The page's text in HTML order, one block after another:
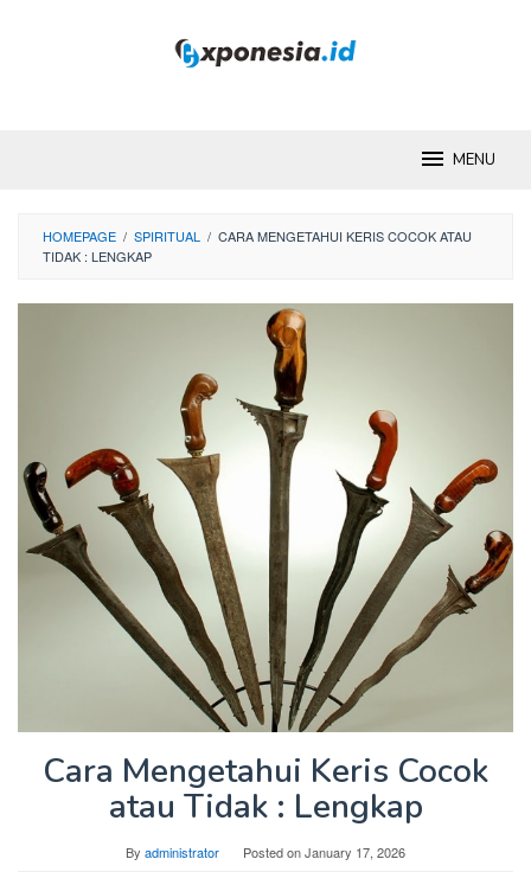
MENU
HOMEPAGE / SPIRITUAL / CARA MENGETAHUI KERIS COCOK ATAU
TIDAK : LENGKAP
Cara Mengetahui Keris Cocok
atau Tidak : Lengkap
By administrator Posted onJanuary 17, 2026